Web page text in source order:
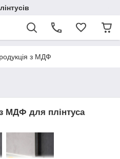
з МДФ
МДФ для плінтуса